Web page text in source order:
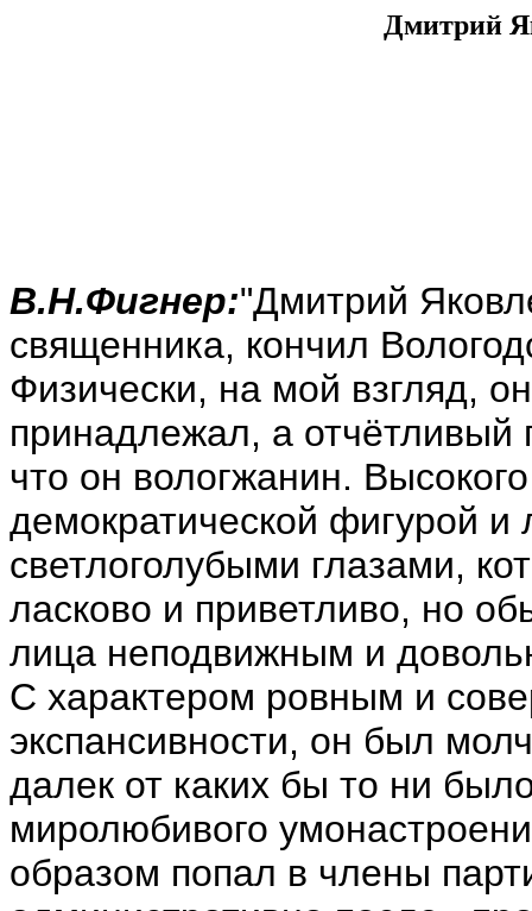
Дмитрий
В.Н.Фигнер:"Дмитрий
священника, кончил
Физически, на мой взгляд,
принадлежал, а отчётливый
что он вологжанин.
демократической фигурой
светлоголубыми глазами,
ласково и приветливо, но
лица неподвижным и
С характером ровным и
экспансивности, он был
далек от каких бы то ни
миролюбивого
образом попал в члены